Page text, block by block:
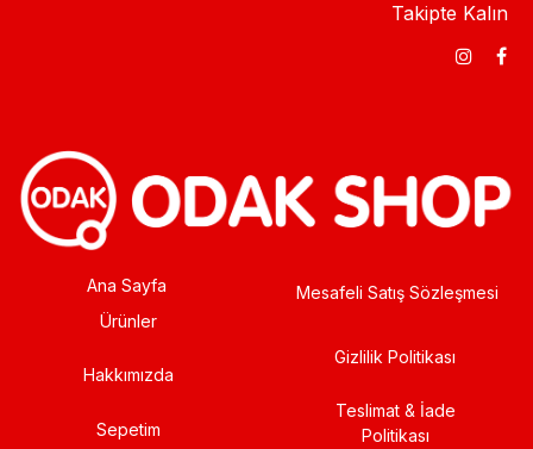
Takipte Kalın
Ana Sayfa
Ürünler
Hakkımızda
Sepetim
Mesafeli Satış Sözleşmesi
Gizlilik Politikası
Teslimat & İade
Politikası